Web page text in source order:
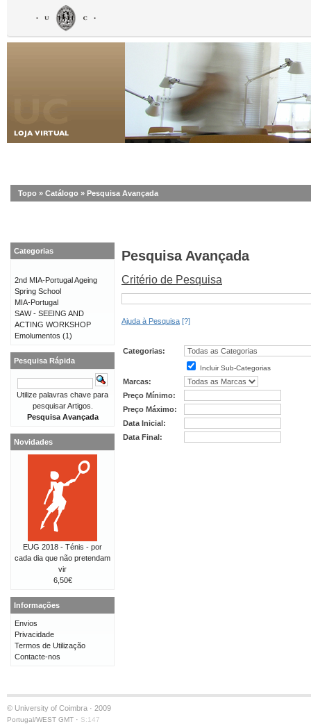
Topo » Catálogo » Pesquisa Avançada
Pesquisa Avançada
Critério de Pesquisa
Ajuda à Pesquisa [?]
Categorias:
Incluir Sub-Categorias
Marcas:
Preço Mínimo:
Preço Máximo:
Data Inicial:
Data Final:
Categorias
2nd MIA-Portugal Ageing
Spring School
MIA-Portugal
SAW - SEEING AND
ACTING WORKSHOP
Emolumentos (1)
Pesquisa Rápida
Utilize palavras chave para
pesquisar Artigos.
Pesquisa Avançada
Novidades
EUG 2018 - Ténis - por
cada dia que não pretendam
vir
6,50€
Informações
Envios
Privacidade
Termos de Utilização
Contacte-nos
© University of Coimbra · 2009
Portugal/WEST GMT · S:147